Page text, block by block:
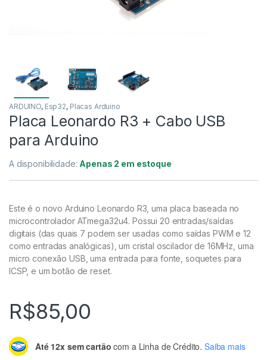
ARDUINO, Esp32, Placas Arduino
Placa Leonardo R3 + Cabo USB
para Arduino
A disponibilidade: Apenas 2 em estoque
Este é o novo Arduino Leonardo R3, uma placa baseada no
microcontrolador ATmega32u4. Possui 20 entradas/saídas
digitais (das quais 7 podem ser usadas como saídas PWM e 12
como entradas analógicas), um cristal oscilador de 16MHz, uma
micro conexão USB, uma entrada para fonte, soquetes para
ICSP, e um botão de reset.
R$85,00
Até 12x sem cartão com a Linha de Crédito. Saiba mais